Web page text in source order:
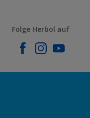
Folge Herbol auf